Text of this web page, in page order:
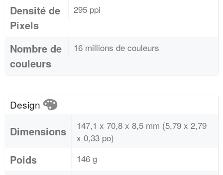
Densité de
Pixels
295 ppi
Nombre de
couleurs
16 millions de couleurs
Design
Dimensions
147,1 x 70,8 x 8,5 mm (5,79 x 2,79
x 0,33 po)
Poids 146 g